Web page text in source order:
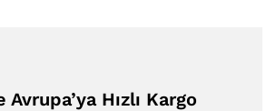
Hızlı Kargo